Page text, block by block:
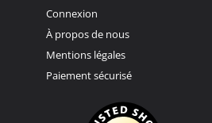
Connexion
À propos de nous
Mentions légales
Paiement sécurisé